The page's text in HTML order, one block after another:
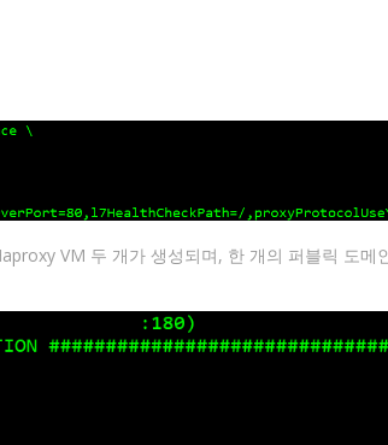
VM 두 개가 생성되며, 한 개의 퍼블릭 도메